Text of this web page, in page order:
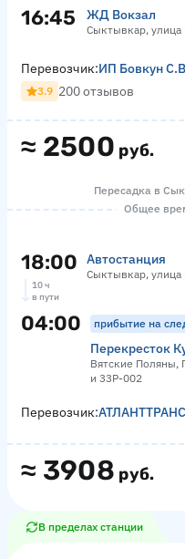
16:45 ЖД Вокзал
Сыктывкар, улица
≈ 2500 руб.
Перевозчик:ИП Бовкун
3.9 200 отзывов
Пересадка в
Общее
18:00 Автостанция
Сыктывкар,
10 ч
в пути
04:00 прибытие на
Перекресток
Вятские Поляны,
и 33Р-002
≈ 3908 руб.
Перевозчик:АТЛАНТТРАНС
В пределах станции